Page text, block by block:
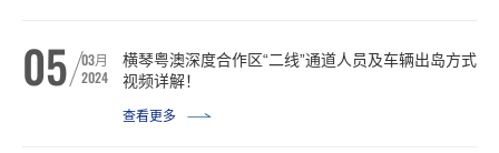
05 03月
2024
横琴粤澳深度合作区“二线”通道人员及车辆出岛方式
视频详解！
查看更多